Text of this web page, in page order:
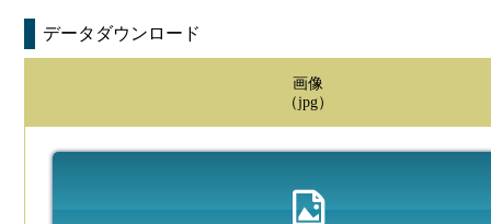
データダウンロード
画像
（jpg）